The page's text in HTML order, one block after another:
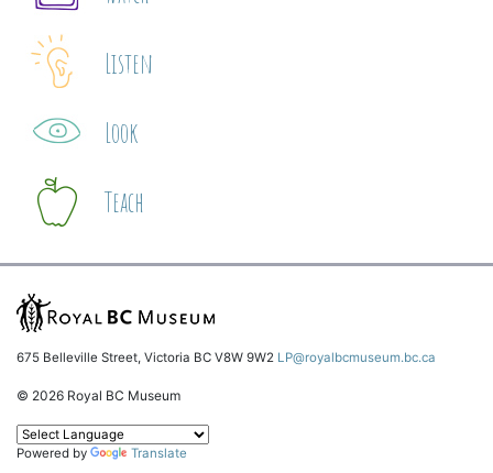
Listen
Look
Teach
675 Belleville Street, Victoria BC V8W 9W2 LP@royalbcmuseum.bc.ca
© 2026 Royal BC Museum
Powered by Translate